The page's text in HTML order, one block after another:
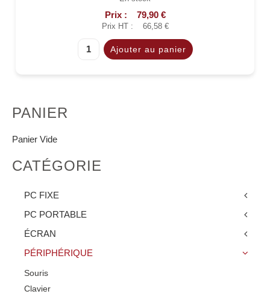
Prix : 79,90 €
Prix HT : 66,58 €
PANIER
Panier Vide
CATÉGORIE
PC FIXE
PC PORTABLE
ÉCRAN
PÉRIPHÉRIQUE
Souris
Clavier